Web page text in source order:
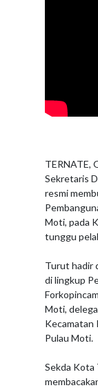
TERNATE,
Sekretaris
resmi
Moti, pada
tunggu
Turut hadir
di lingkup
Moti,
Kecamatan
Pulau Moti.
Sekda Kota